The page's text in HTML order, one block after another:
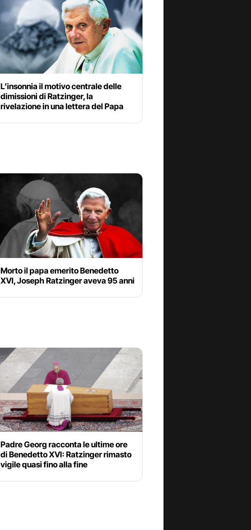
L’insonnia il motivo centrale delle
dimissioni di Ratzinger, la
rivelazione in una lettera del Papa
Morto il papa emerito Benedetto
XVI, Joseph Ratzinger aveva 95 anni
Padre Georg racconta le ultime ore
di Benedetto XVI: Ratzinger rimasto
vigile quasi fino alla fine